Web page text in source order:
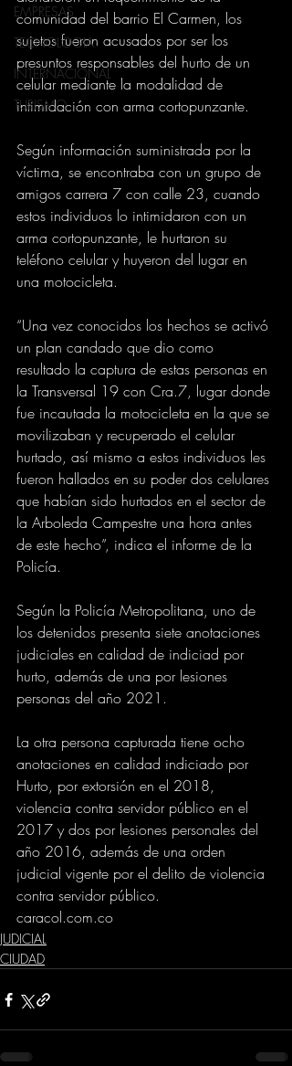
EMPRESAS
TECNOLOGIA
INTERNACIONAL
TURISMO
comunidad del barrio El Carmen, los
sujetos fueron acusados por ser los
presuntos responsables del hurto de un
celular mediante la modalidad de
intimidación con arma cortopunzante.
Según información suministrada por la
víctima, se encontraba con un grupo de
amigos carrera 7 con calle 23, cuando
estos individuos lo intimidaron con un
arma cortopunzante, le hurtaron su
teléfono celular y huyeron del lugar en
una motocicleta.
“Una vez conocidos los hechos se activó
un plan candado que dio como
resultado la captura de estas personas en
la Transversal 19 con Cra.7, lugar donde
fue incautada la motocicleta en la que se
movilizaban y recuperado el celular
hurtado, así mismo a estos individuos les
fueron hallados en su poder dos celulares
que habían sido hurtados en el sector de
la Arboleda Campestre una hora antes
de este hecho”, indica el informe de la
Policía.
Según la Policía Metropolitana, uno de
los detenidos presenta siete anotaciones
judiciales en calidad de indiciad por
hurto, además de una por lesiones
personas del año 2021.
La otra persona capturada tiene ocho
anotaciones en calidad indiciado por
Hurto, por extorsión en el 2018,
violencia contra servidor público en el
2017 y dos por lesiones personales del
año 2016, además de una orden
judicial vigente por el delito de violencia
contra servidor público.
caracol.com.co
JUDICIAL
CIUDAD